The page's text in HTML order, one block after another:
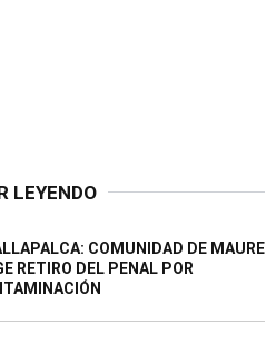
LEYENDO
COMUNIDAD DE MAURE
RETIRO DEL PENAL POR